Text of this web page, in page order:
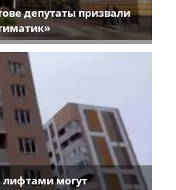
депутаты призвали
лифтами могут